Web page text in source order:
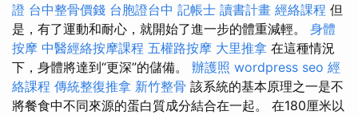
證 台中整骨價錢 台胞證台中 記帳士 讀書計畫 經絡課程 但
是，有了運動和耐心，就開始了進一步的體重減輕。 身體
按摩 中醫經絡按摩課程 五權路按摩 大里推拿 在這種情況
下，身體將達到“更深”的儲備。 辦護照 wordpress seo 經
絡課程 傳統整復推拿 新竹整骨 該系統的基本原理之一是不
將餐食中不同來源的蛋白質成分結合在一起。 在180厘米以